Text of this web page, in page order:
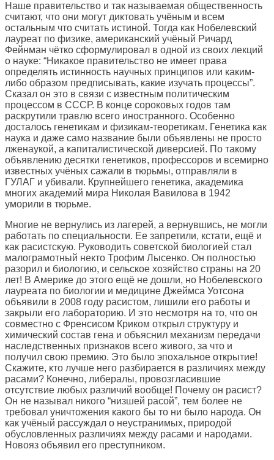
Наше правительство и так называемая общественность
считают, что они могут диктовать учёным и всем
остальным что считать истиной. Тогда как Нобелевский
лауреат по физике, американский учёный Ричард
Фейнман чётко сформулировал в одной из своих лекций
о науке: “Никакое правительство не имеет права
определять истинность научных принципов или каким-
либо образом предписывать, какие изучать процессы”.
Сказал он это в связи с известным политическим
процессом в СССР. В конце сороковых годов там
раскрутили травлю всего иностранного. Особенно
досталось генетикам и физикам-теоретикам. Генетика как
наука и даже само название были объявлены не просто
лженаукой, а капиталистической диверсией. По такому
объявлению десятки генетиков, профессоров и всемирно
известных учёных сажали в тюрьмы, отправляли в
ГУЛАГ и убивали. Крупнейшего генетика, академика
многих академий мира Николая Вавилова в 1942
уморили в тюрьме.
Многие не вернулись из лагерей, а вернувшись, не могли
работать по специальности. Ее запретили, кстати, ещё и
как расистскую. Руководить советской биологией стал
малограмотный некто Трофим Лысенко. Он полностью
разорил и биологию, и сельское хозяйство страны на 20
лет! В Америке до этого ещё не дошли, но Нобелевского
лауреата по биологии и медицине Джеймса Уотсона
объявили в 2008 году расистом, лишили его работы и
закрыли его лабораторию. И это несмотря на то, что он
совместно с Френсисом Криком открыл структуру и
химический состав гена и объяснил механизм передачи
наследственных признаков всего живого, за что и
получил свою премию. Это было эпохальное открытие!
Скажите, кто лучше него разбирается в различиях между
расами? Конечно, либералы, провозгласившие
отсутствие любых различий вообще! Почему он расист?
Он не называл никого “низшей расой”, тем более не
требовал уничтожения какого бы то ни было народа. Он
как учёный рассуждал о неустранимых, природой
обусловленных различиях между расами и народами.
Новояз объявил его преступником.